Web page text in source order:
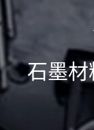
石墨